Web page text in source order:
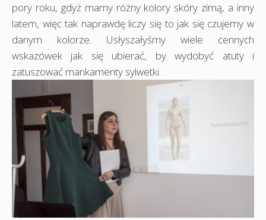
pory roku, gdyż mamy różny kolory skóry zimą, a inny
latem, więc tak naprawdę liczy się to jak się czujemy w
danym kolorze. Usłyszałyśmy wiele cennych
wskazówek jak się ubierać, by wydobyć atuty i
zatuszować mankamenty sylwetki.